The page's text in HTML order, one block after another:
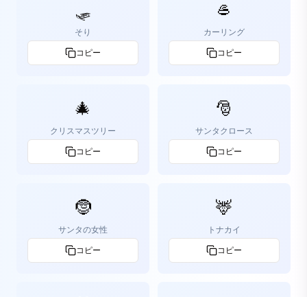
🛷
そり
コピー
🥌
カーリング
コピー
🎄
クリスマスツリー
コピー
🎅
サンタクロース
コピー
🤶
サンタの女性
コピー
🦌
トナカイ
コピー